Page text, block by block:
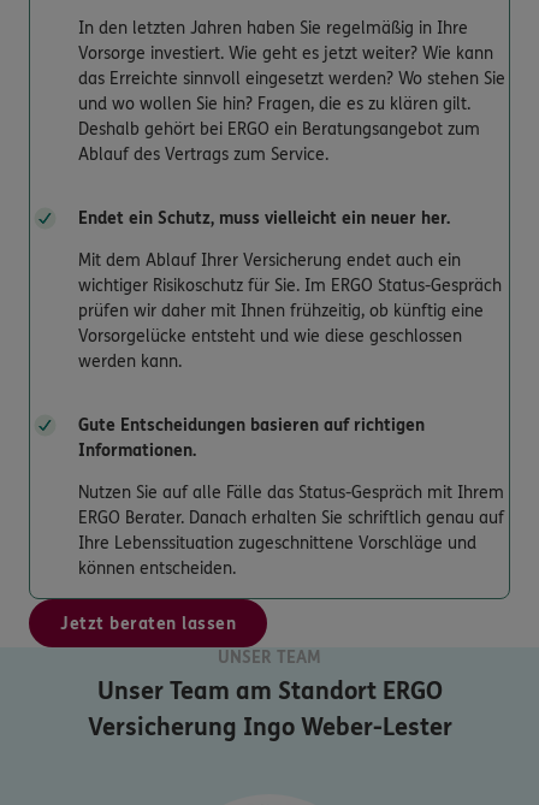
In den letzten Jahren haben Sie regelmäßig in Ihre
Vorsorge investiert. Wie geht es jetzt weiter? Wie kann
das Erreichte sinnvoll eingesetzt werden? Wo stehen Sie
und wo wollen Sie hin? Fragen, die es zu klären gilt.
Deshalb gehört bei ERGO ein Beratungsangebot zum
Ablauf des Vertrags zum Service.
Endet ein Schutz, muss vielleicht ein neuer her.
Mit dem Ablauf Ihrer Versicherung endet auch ein
wichtiger Risikoschutz für Sie. Im ERGO Status-Gespräch
prüfen wir daher mit Ihnen frühzeitig, ob künftig eine
Vorsorgelücke entsteht und wie diese geschlossen
werden kann.
Gute Entscheidungen basieren auf richtigen
Informationen.
Nutzen Sie auf alle Fälle das Status-Gespräch mit Ihrem
ERGO Berater. Danach erhalten Sie schriftlich genau auf
Ihre Lebenssituation zugeschnittene Vorschläge und
können entscheiden.
Jetzt beraten lassen
UNSER TEAM
Unser Team am StandortERGO
Versicherung Ingo Weber-Lester